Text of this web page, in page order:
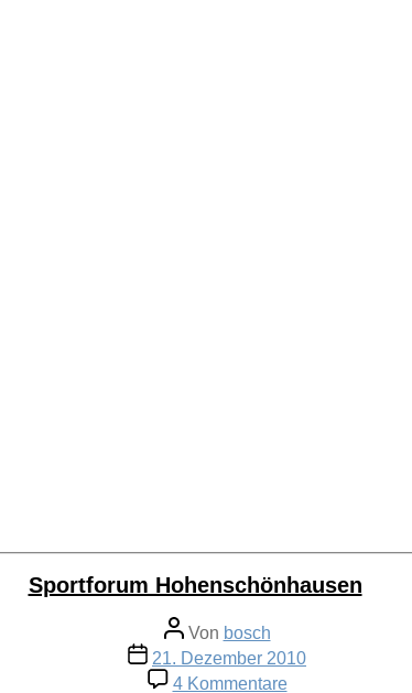
Sportforum Hohenschönhausen
Beitragsautor
Von bosch
Veröffentlichungsdatum
21. Dezember 2010
4 Kommentarezu